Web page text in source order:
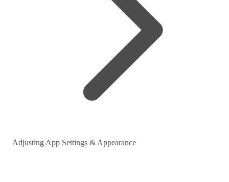
Adjusting App Settings & Appearance